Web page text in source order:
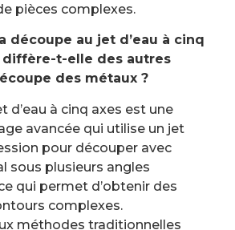
pièces complexes.
découpe au jet d’eau à cinq
diffère-t-elle des autres
des métaux ?
d’eau à cinq axes est une
avancée qui utilise un jet
pour découper avec
sous plusieurs angles
qui permet d’obtenir des
complexes.
méthodes traditionnelles